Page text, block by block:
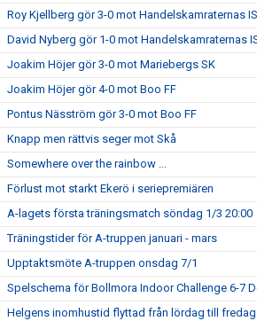
Roy Kjellberg gör 3-0 mot Handelskamraternas IS
David Nyberg gör 1-0 mot Handelskamraternas
Joakim Höjer gör 3-0 mot Mariebergs SK
Joakim Höjer gör 4-0 mot Boo FF
Pontus Näsström gör 3-0 mot Boo FF
Knapp men rättvis seger mot Skå
Somewhere over the rainbow ...
Förlust mot starkt Ekerö i seriepremiären
A-lagets första träningsmatch söndag 1/3 20:00
Träningstider för A-truppen januari - mars
Upptaktsmöte A-truppen onsdag 7/1
Spelschema för Bollmora Indoor Challenge 6-7
Helgens inomhustid flyttad från lördag till